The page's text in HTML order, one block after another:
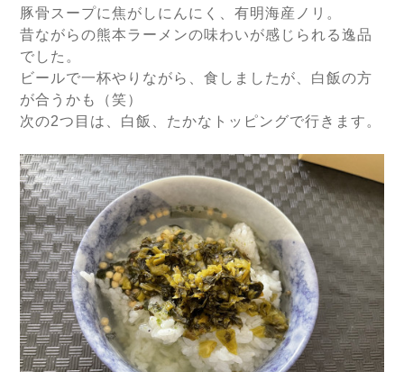
豚骨スープに焦がしにんにく、有明海産ノリ。
昔ながらの熊本ラーメンの味わいが感じられる逸品
でした。
ビールで一杯やりながら、食しましたが、白飯の方
が合うかも（笑）
次の2つ目は、白飯、たかなトッピングで行きます。